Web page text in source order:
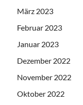
März 2023
Februar 2023
Januar 2023
Dezember 2022
November 2022
Oktober 2022